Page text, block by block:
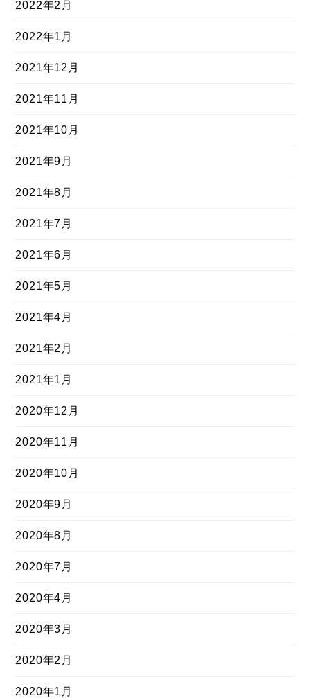
2022年2月
2022年1月
2021年12月
2021年11月
2021年10月
2021年9月
2021年8月
2021年7月
2021年6月
2021年5月
2021年4月
2021年2月
2021年1月
2020年12月
2020年11月
2020年10月
2020年9月
2020年8月
2020年7月
2020年4月
2020年3月
2020年2月
2020年1月